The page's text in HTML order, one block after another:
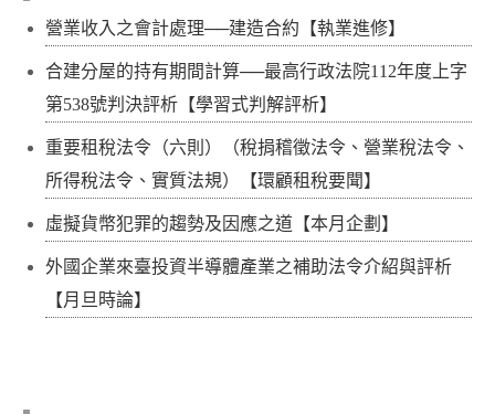
營業收入之會計處理──建造合約【執業進修】
合建分屋的持有期間計算──最高行政法院112年度上字
第538號判決評析【學習式判解評析】
重要租稅法令（六則）（稅捐稽徵法令、營業稅法令、
所得稅法令、實質法規）【環顧租稅要聞】
虛擬貨幣犯罪的趨勢及因應之道【本月企劃】
外國企業來臺投資半導體產業之補助法令介紹與評析
【月旦時論】